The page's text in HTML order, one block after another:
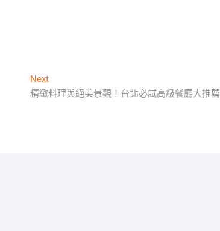
NextNext
post:
精緻料理與絕美景觀！台北必試高級餐廳大推薦